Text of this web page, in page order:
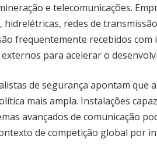
e telecomunicações.
redes de
frequentemente recebidos
para acelerar o
de segurança apontam que
mais ampla. Instalações
avançados de comunicação
de competição global por